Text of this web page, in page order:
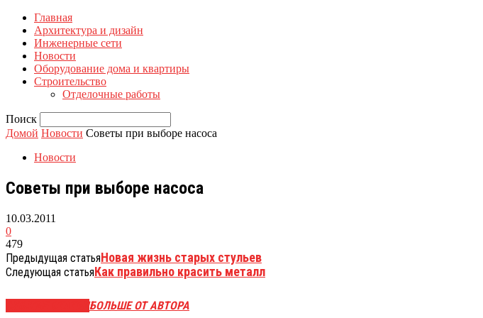
Главная
Архитектура и дизайн
Инженерные сети
Новости
Оборудование дома и квартиры
Строительство
Отделочные работы
Поиск
Домой Новости Советы при выборе насоса
Новости
Советы при выборе насоса
10.03.2011
0
479
Предыдущая статьяНовая жизнь старых стульев
Следующая статьяКак правильно красить металл
БОЛЬШЕ ОТ АВТОРА